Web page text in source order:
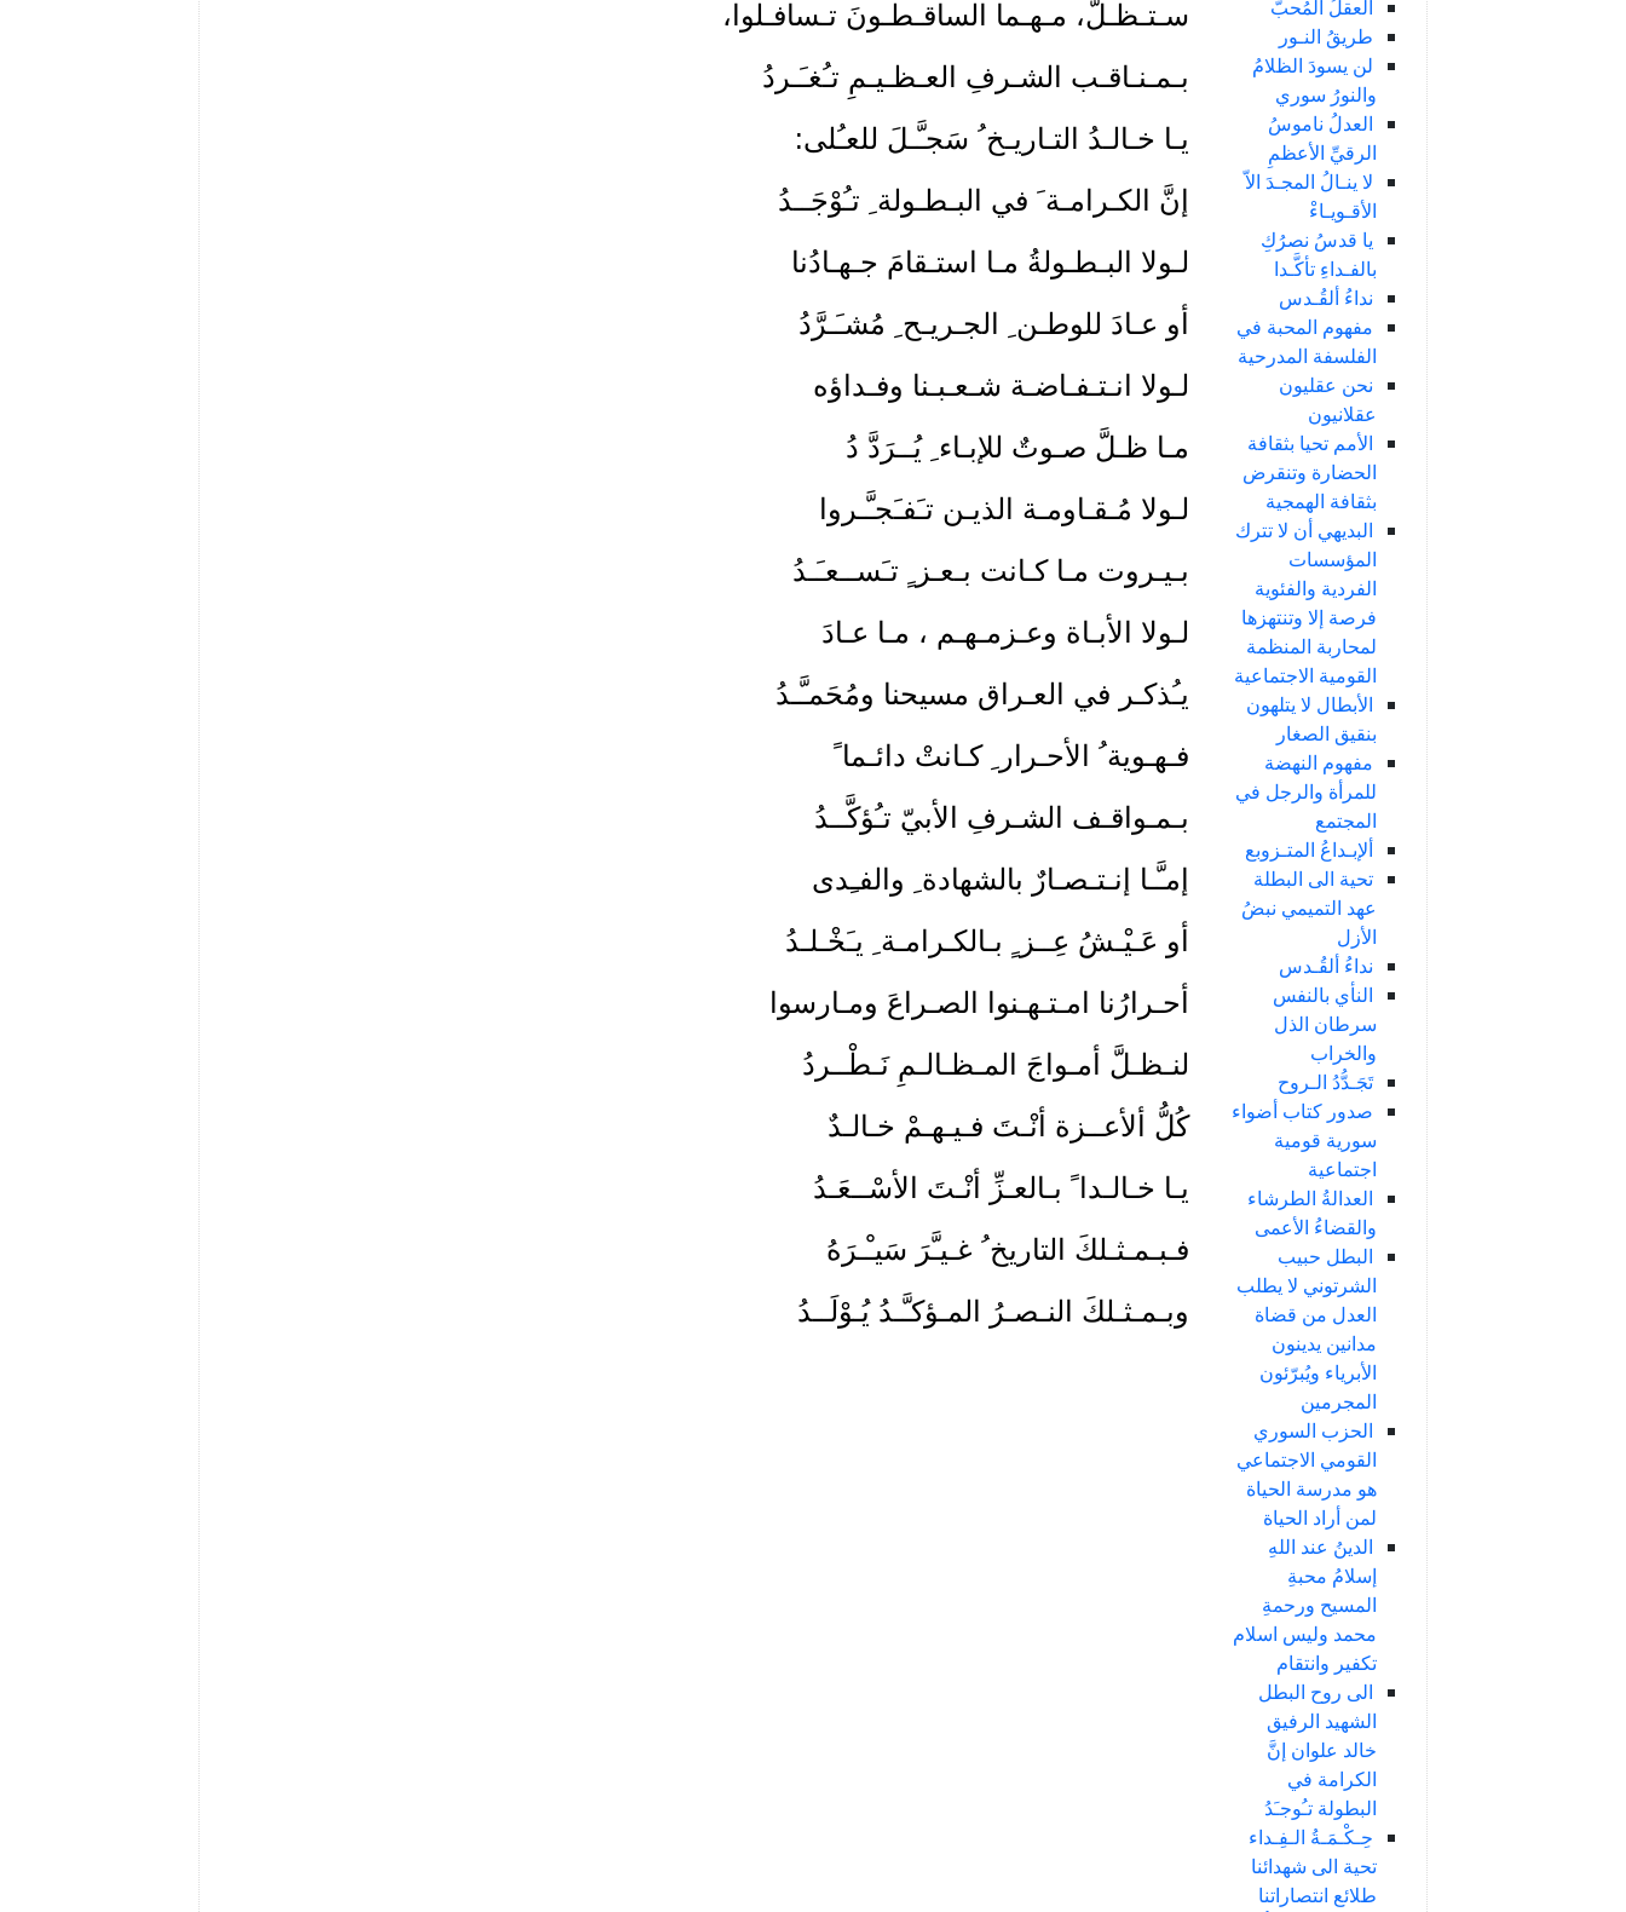
العقلُ المُحبُّ
طريقُ النـور
لن يسودَ الظلامُ
والنورُ سوري
العدلُ ناموسُ
الرقيِّ الأعظمِ
لا ينـالُ المجـدَ الاّ
الأقـويـاءْ
يا قدسُ نصرُكِ
بالفـداءِ تأكَّـدا
نداءُ ألقُـدس
مفهوم المحبة في
الفلسفة المدرحية
نحن عقليون
عقلانيون
الأمم تحيا بثقافة
الحضارة وتنقرض
بثقافة الهمجية
البديهي أن لا تترك
المؤسسات
الفردية والفئوية
فرصة إلا وتنتهزها
لمحاربة المنظمة
القومية الاجتماعية
الأبطال لا يتلهون
بنقيق الصغار
مفهوم النهضة
للمرأة والرجل في
المجتمع
ألإبـداعُ المتـزوبع
تحية الى البطلة
عهد التميمي نبضُ
الأزل
نداءُ ألقُـدس
النأي بالنفس
سرطان الذل
والخراب
تَجَـدُّدُ الـروح
صدور كتاب أضواء
سورية قومية
اجتماعية
العدالةُ الطرشاء
والقضاءُ الأعمى
البطل حبيب
الشرتوني لا يطلب
العدل من قضاة
مدانين يدينون
الأبرياء ويُبرّئون
المجرمين
الحزب السوري
القومي الاجتماعي
هو مدرسة الحياة
لمن أراد الحياة
الدينُ عند اللهِ
إسلامُ محبةِ
المسيح ورحمةِ
محمد وليس اسلام
تكفير وانتقام
الى روح البطل
الشهيد الرفيق
خالد علوان إنَّ
الكرامة في
البطولة تـُوجـَدُ
حِـكْـمَـةُ الـفِـداء
تحية الى شهدائنا
طلائع انتصاراتنا
سـتـظـلُّ، مـهـما الساقـطـونَ تـسافـلوا،
بـمـنـاقـب الشـرفِ العـظـيـمِ تـُغـَـردُ
يـا خـالـدُ التـاريـخ ُ سَجـَّـلَ للعـُلى:
إنَّ الكـرامـة َ في البـطـولة ِ تـُوْجَــدُ
لـولا البـطـولةُ مـا استـقامَ جـهـادُنا
أو عـادَ للوطـن ِ الجـريـح ِ مُشـَـرَّدُ
لـولا انـتـفـاضـة شـعـبـنا وفـداؤه
مـا ظـلَّ صـوتٌ للإبـاء ِ يُــرَدَّ دُ
لـولا مُـقـاومـة الذيـن تـَفـَجـَّـروا
بـيـروت مـا كـانت بـعـز ٍ تـَســعـَـدُ
لـولا الأبـاة وعـزمـهـم ، مـا عـادَ
يـُذكـر في العـراق مسيحنا ومُحَمـَّـدُ
فـهـوية ُ الأحـرار ِ كـانتْ دائـما ً
بـمـواقـف الشـرفِ الأبيّ تـُؤكَّــدُ
إمـَّـا إنـتـصـارٌ بالشهادة ِ والفـِدى
أو عَـيْـشُ عِــز ٍ بـالكـرامـة ِ يـَخْـلـدُ
أحـرارُنا امـتـهـنوا الصـراعَ ومـارسوا
لنـظـلَّ أمـواجَ المـظـالـمِ نَـطْــردُ
كُلُّ ألأعــزة أنْـتَ فـيـهـمْ خـالـدٌ
يـا خـالـدا ً بـالعـزِّ أنْـتَ الأسْــعَـدُ
فـبـمـثـلكَ التاريخ ُ غـيـَّرَ سَيـْـرَهُ
وبـمـثـلكَ النـصـرُ المـؤكـَّـدُ يُـوْلَــدُ